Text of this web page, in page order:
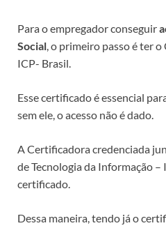
Para o empregador conseguir
Social, o primeiro passo é ter
ICP- Brasil.
Esse certificado é essencial
sem ele, o acesso não é dado.
A Certificadora credenciada
de Tecnologia da Informação –
certificado.
Dessa maneira, tendo já o